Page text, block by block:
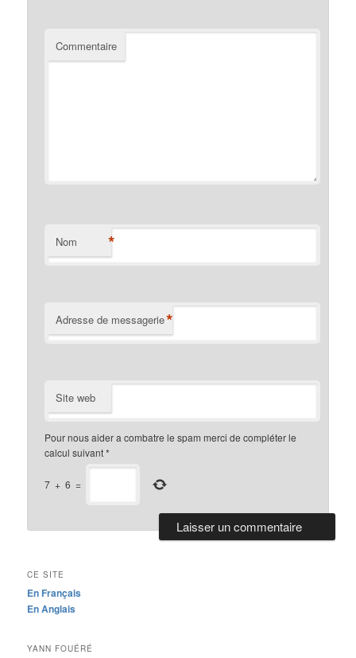
Commentaire
Nom *
Adresse de messagerie*
Site web
Pour nous aider a combatre le spam merci de compléter le
calcul suivant*
7 + 6 =
CE SITE
En Français
En Anglais
YANN FOUÉRÉ